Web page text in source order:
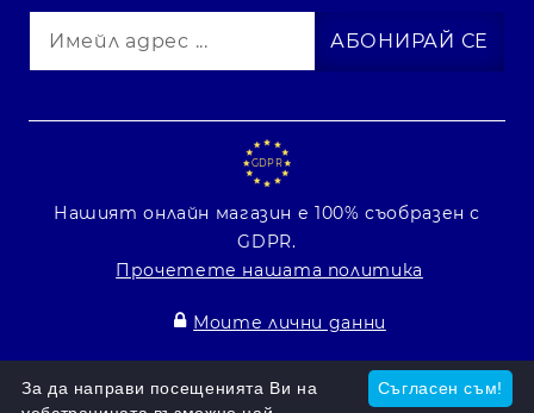
GDPR
Нашият онлайн магазин е 100% съобразен с
GDPR.
Прочетете нашата политика
Моите лични данни
Онлайн магазин от SELITONСъгласен съм!
За да направи посещенията Ви на